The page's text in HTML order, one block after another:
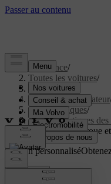
Assistance/
Toutes les voitures/
EX60 2027/
Manuel de l'utilisateur
Caractéristiques/
Caractéristiques
Dimensions de roue
Soutien personnalisé
Connexion